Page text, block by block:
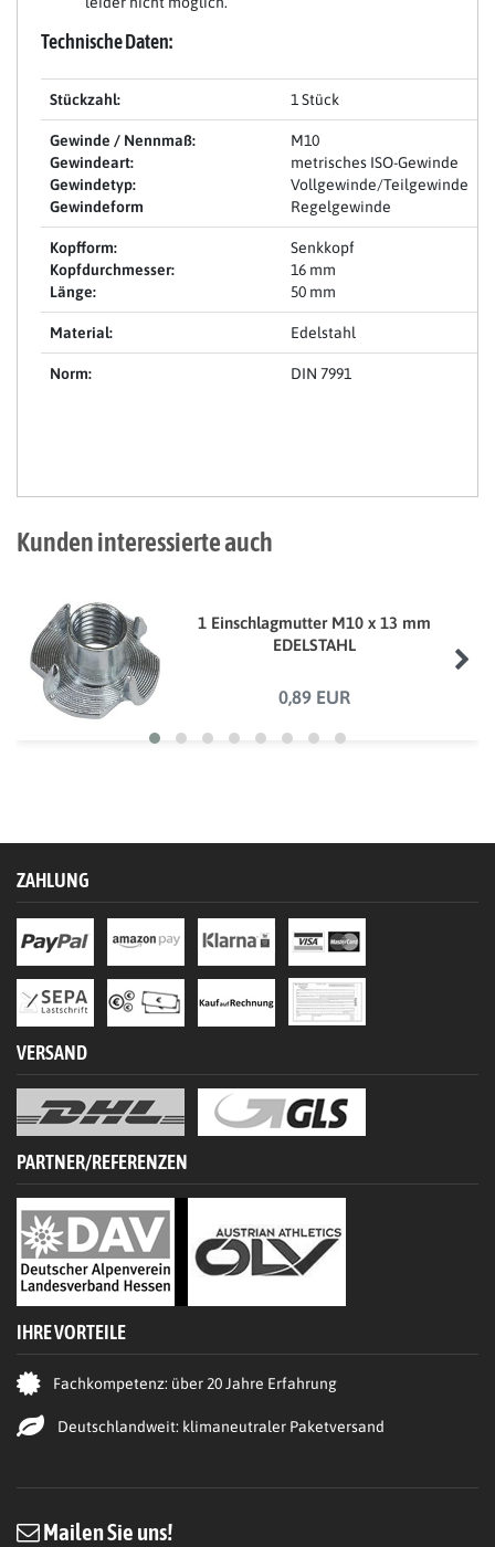
Technische Daten:
Stückzahl: 1 Stück
Gewinde / Nennmaß:
Gewindeart:
Gewindetyp:
Gewindeform
M10
metrisches ISO-Gewinde
Vollgewinde/Teilgewinde
Regelgewinde
Kopfform:
Kopfdurchmesser:
Länge:
Senkkopf
16 mm
50 mm
Material: Edelstahl
Norm: DIN 7991
Kunden interessierte auch
1 Einschlagmutter M10 x 13 mm
EDELSTAHL
0,89 EUR
ZAHLUNG
VERSAND
PARTNER/REFERENZEN
IHRE VORTEILE
Fachkompetenz: über 20 Jahre Erfahrung
Deutschlandweit: klimaneutraler Paketversand
Mailen Sie uns!